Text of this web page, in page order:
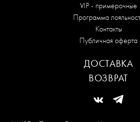
VIP - примерочные
Программа
Контакты
Публичная оферта
ДОСТАВКА
ВОЗВРАТ